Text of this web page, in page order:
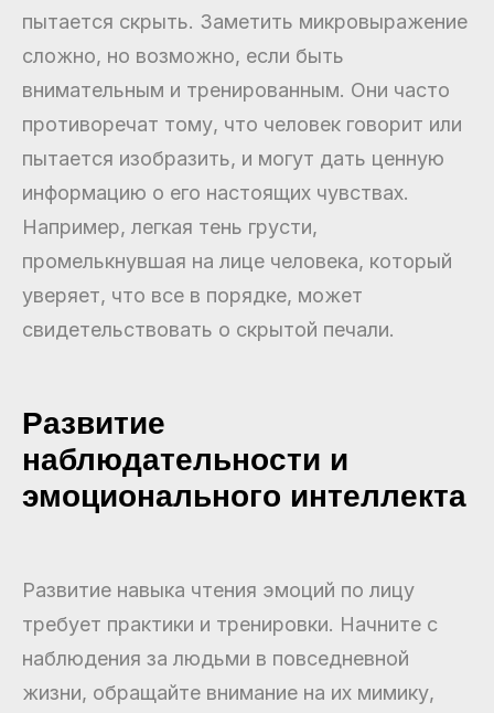
пытается скрыть. Заметить микровыражение
сложно, но возможно, если быть
внимательным и тренированным. Они часто
противоречат тому, что человек говорит или
пытается изобразить, и могут дать ценную
информацию о его настоящих чувствах.
Например, легкая тень грусти,
промелькнувшая на лице человека, который
уверяет, что все в порядке, может
свидетельствовать о скрытой печали.
Развитие
наблюдательности и
эмоционального интеллекта
Развитие навыка чтения эмоций по лицу
требует практики и тренировки. Начните с
наблюдения за людьми в повседневной
жизни, обращайте внимание на их мимику,